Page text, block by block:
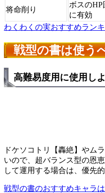
将命削り
ボスのHP
に有効
わくわくの実おすすめラン
戦型の書は使う
高難易度用に使用し
ドケソコトリ【轟絶】やム
いので、超バランス型の恩
して運用する場合は、優先
戦型の書のおすすめキャラ